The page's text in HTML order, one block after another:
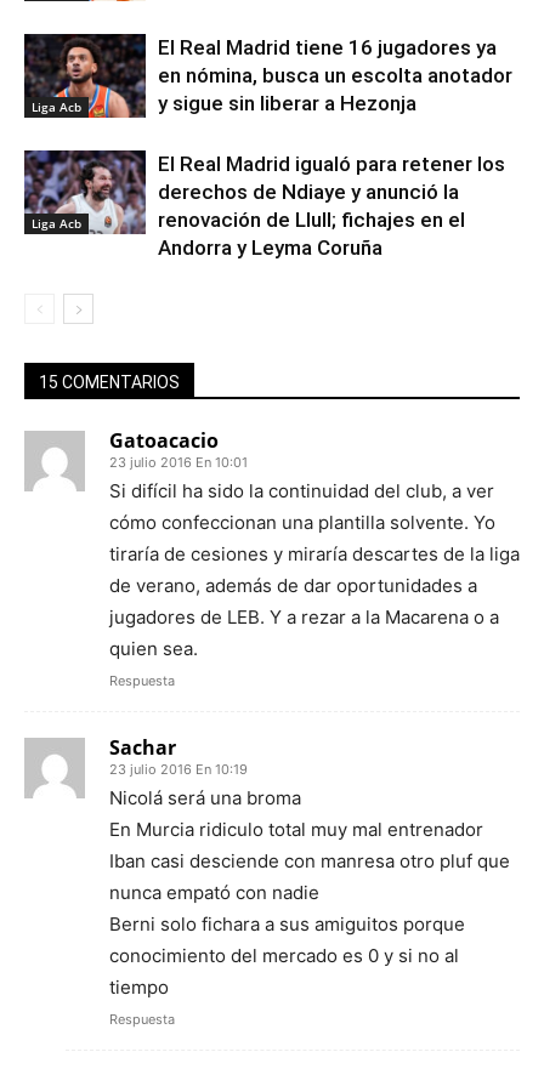
Liga Acb
El Real Madrid tiene 16 jugadores ya
en nómina, busca un escolta anotador
y sigue sin liberar a Hezonja
Liga Acb
El Real Madrid igualó para retener los
derechos de Ndiaye y anunció la
renovación de Llull; fichajes en el
Andorra y Leyma Coruña
15 COMENTARIOS
Gatoacacio
23 julio 2016 En 10:01
Si difícil ha sido la continuidad del club, a ver
cómo confeccionan una plantilla solvente. Yo
tiraría de cesiones y miraría descartes de la liga
de verano, además de dar oportunidades a
jugadores de LEB. Y a rezar a la Macarena o a
quien sea.
Respuesta
Sachar
23 julio 2016 En 10:19
Nicolá será una broma
En Murcia ridiculo total muy mal entrenador
Iban casi desciende con manresa otro pluf que
nunca empató con nadie
Berni solo fichara a sus amiguitos porque
conocimiento del mercado es 0 y si no al
tiempo
Respuesta